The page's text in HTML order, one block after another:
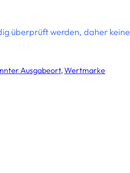
überprüft werden, daher keine
Ausgabeort, Wertmarke